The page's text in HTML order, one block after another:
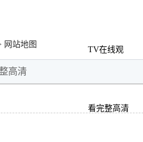
TV在线观
看完整高清
公司历程
营业执照
公司理念
网站地图
高清